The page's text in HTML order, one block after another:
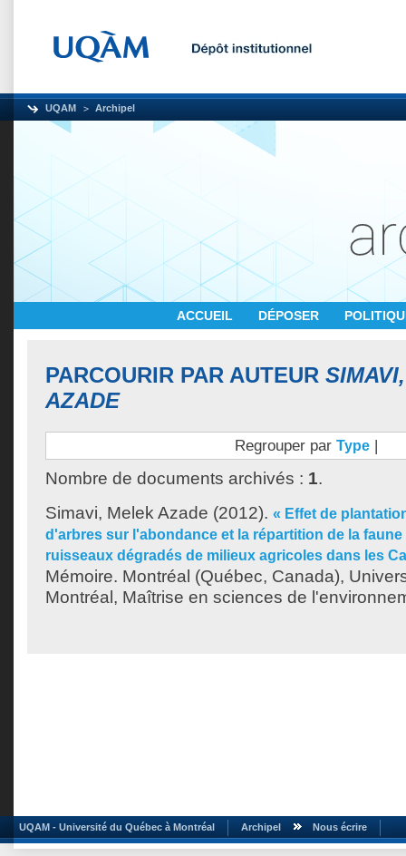
UQAM Archipel
ACCUEIL DÉPOSER
PARCOURIR PAR AUTEUR
AZADE
Regrouper par Type |
Nombre de documents archivés : 1.
Simavi, Melek Azade (2012). « Effet de
d'arbres sur l'abondance et la répartition de la
ruisseaux dégradés de milieux agricoles dans les
Mémoire. Montréal (Québec, Canada),
Montréal, Maîtrise en sciences de
UQAM - Université du Québec à Montréal Archipel Nous écrire